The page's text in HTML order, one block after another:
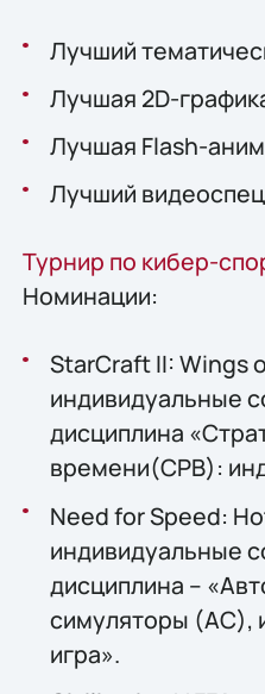
Лучший
Лучшая 2D-
Лучшая Flash-
Лучший
Турнир по кибер-
Номинации:
StarCraft II: Wings
индивидуальные
дисциплина
времени(СРВ):
Need for Speed:
индивидуальные
дисциплина –
симуляторы (АС),
игра».